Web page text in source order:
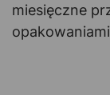
miesięczne